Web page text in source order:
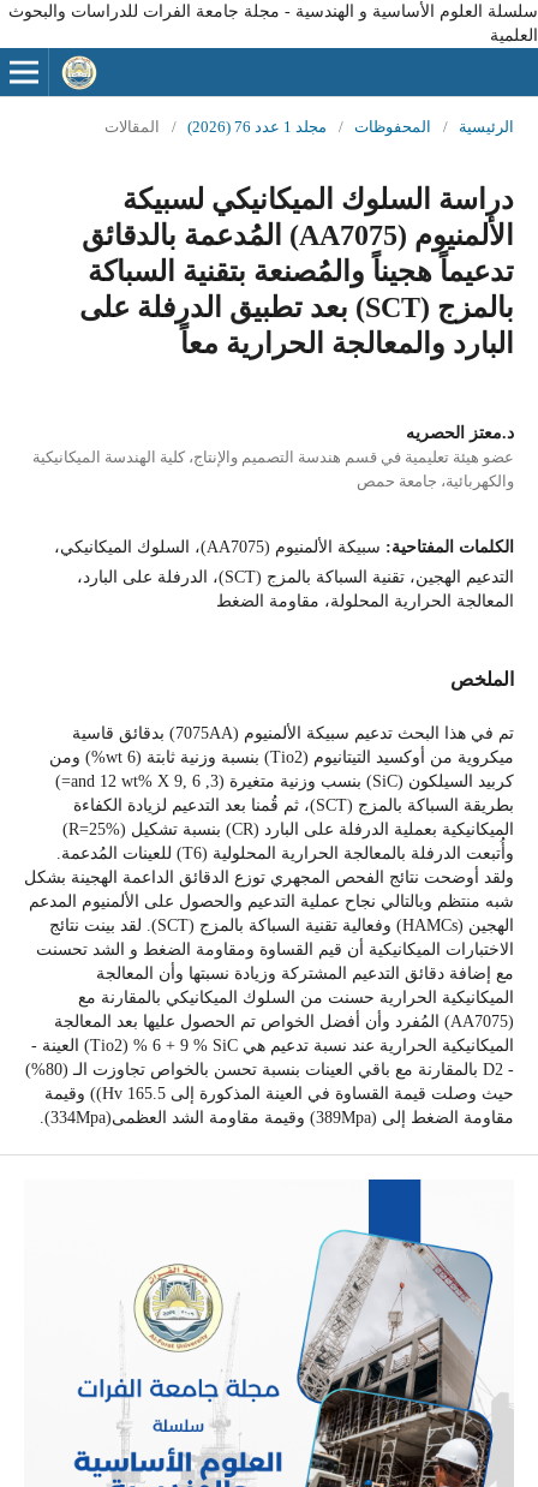
سلسلة العلوم الأساسية و الهندسية - مجلة جامعة الفرات للدراسات والبحوث
العلمية
الرئيسية / المحفوظات / مجلد 1 عدد 76 (2026) / المقالات
دراسة السلوك الميكانيكي لسبيكة
الألمنيوم (AA7075) المُدعمة بالدقائق
تدعيماً هجيناً والمُصنعة بتقنية السباكة
بالمزج (SCT) بعد تطبيق الدرفلة على
البارد والمعالجة الحرارية معاً
د.معتز الحصريه
عضو هيئة تعليمية في قسم هندسة التصميم والإنتاج، كلية الهندسة الميكانيكية
والكهربائية، جامعة حمص
الكلمات المفتاحية:
سبيكة الألمنيوم (AA7075)، السلوك الميكانيكي،
التدعيم الهجين، تقنية السباكة بالمزج (SCT)، الدرفلة على البارد،
المعالجة الحرارية المحلولة، مقاومة الضغط
الملخص
تم في هذا البحث تدعيم سبيكة الألمنيوم (7075AA) بدقائق قاسية
ميكروية من أوكسيد التيتانيوم (Tio2) بنسبة وزنية ثابتة (6 wt%) ومن
كربيد السيلكون (SiC) بنسب وزنية متغيرة (3, 6 ,9 and 12 wt% X=)
بطريقة السباكة بالمزج (SCT)، ثم قُمنا بعد التدعيم لزيادة الكفاءة
الميكانيكية بعملية الدرفلة على البارد (CR) بنسبة تشكيل (R=25%)
وأُتبعت الدرفلة بالمعالجة الحرارية المحلولية (T6) للعينات المُدعمة.
ولقد أوضحت نتائج الفحص المجهري توزع الدقائق الداعمة الهجينة بشكل
شبه منتظم وبالتالي نجاح عملية التدعيم والحصول على الألمنيوم المدعم
الهجين (HAMCs) وفعالية تقنية السباكة بالمزج (SCT). لقد بينت نتائج
الاختبارات الميكانيكية أن قيم القساوة ومقاومة الضغط و الشد تحسنت
مع إضافة دقائق التدعيم المشتركة وزيادة نسبتها وأن المعالجة
الميكانيكية الحرارية حسنت من السلوك الميكانيكي بالمقارنة مع
(AA7075) المُفرد وأن أفضل الخواص تم الحصول عليها بعد المعالجة
الميكانيكية الحرارية عند نسبة تدعيم هي Tio2) % 6 + 9 % SiC) العينة -
- D2 بالمقارنة مع باقي العينات بنسبة تحسن بالخواص تجاوزت الـ (80%)
حيث وصلت قيمة القساوة في العينة المذكورة إلى 165.5 Hv)) وقيمة
مقاومة الضغط إلى (389Mpa) وقيمة مقاومة الشد العظمى(334Mpa).